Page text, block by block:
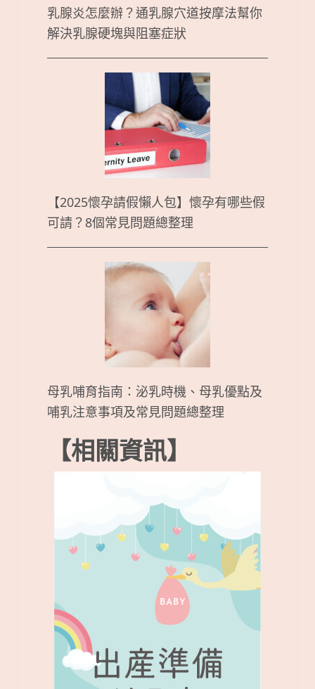
乳腺炎怎麼辦？通乳腺穴道按摩法幫你
解決乳腺硬塊與阻塞症狀
【2025懷孕請假懶人包】懷孕有哪些假
可請？8個常見問題總整理
母乳哺育指南：泌乳時機、母乳優點及
哺乳注意事項及常見問題總整理
【相關資訊】